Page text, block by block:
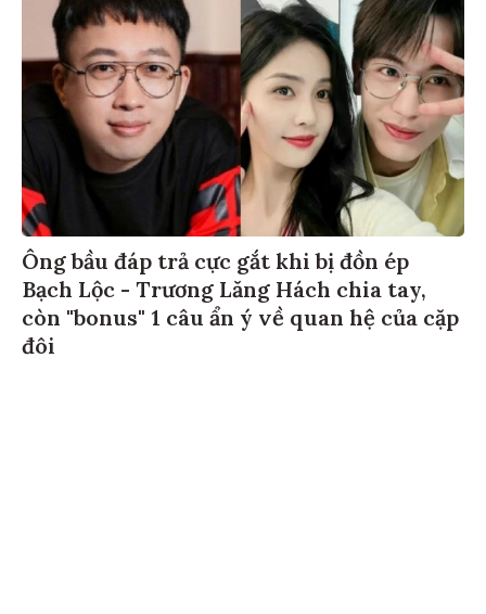
Ông bầu đáp trả cực gắt khi bị đồn ép
Bạch Lộc - Trương Lăng Hách chia tay,
còn "bonus" 1 câu ẩn ý về quan hệ của cặp
đôi